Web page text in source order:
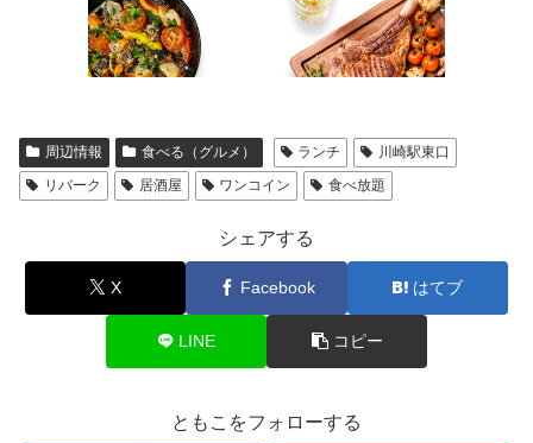
周辺情報 食べる（グルメ） ランチ
川崎駅東口
リバーク
居酒屋 ワンコイン 食べ放題
シェアする
X Facebook はてブ
LINE コピー
ともこをフォローする